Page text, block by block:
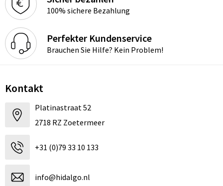
100% sichere Bezahlung
Perfekter Kundenservice
Brauchen Sie Hilfe? Kein Problem!
Kontakt
Platinastraat 52
2718 RZ Zoetermeer
+31 (0)79 33 10 133
info@hidalgo.nl